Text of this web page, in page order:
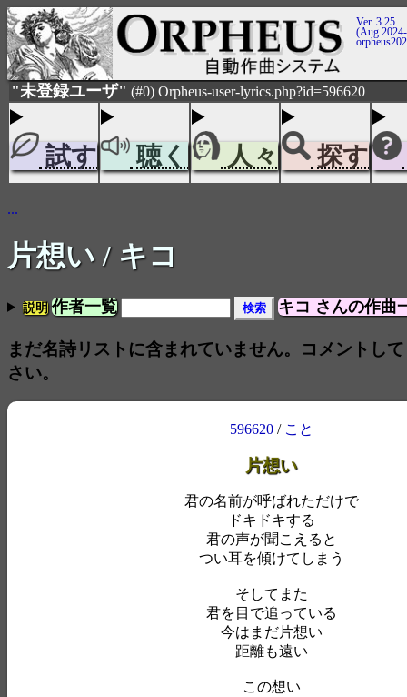
Ver. 3.25
(Aug
"未登録ユーザ" (#0) Orpheus-user-lyrics.php?id=596620
試す 聴く 人々 探す
...
片想い / キコ
説明 作者一覧 キコ さんの作曲
まだ名詩リストに含まれていません。コメントし
さい。
596620/ こと
片想い
君の名前が呼ばれただけで
ドキドキする
君の声が聞こえると
つい耳を傾けてしまう
そしてまた
君を目で追っている
今はまだ片想い
距離も遠い
この想い